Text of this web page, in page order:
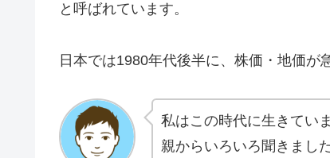
と呼ばれています。
日本では1980年代後半に、株価・地価が
私はこの時代に生きてい
親からいろいろ聞きまし